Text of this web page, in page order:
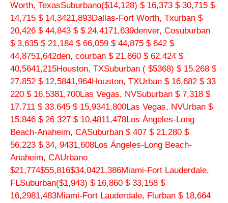
Worth, TexasSuburbano($14,128) $ 16,373 $ 30,715 $
14,715 $ 14,3421,893Dallas-Fort Worth, Txurban $
20,426 $ 44,843 $ $ 24,4171,639denver, Cosuburban
$ 3,635 $ 21,184 $ 66,059 $ 44,875 $ 642 $
44,8751,642den, courban $ 21,860 $ 62,424 $
40,5641,215Houston, TXSuburban ( $5368) $ 15.268 $
27.852 $ 12,5841,964Houston, TXUrban $ 16,682 $ 33
220 $ 16,5381,700Las Vegas, NVSuburban $ 7,318 $
17.711 $ 33.645 $ 15,9341,800Las Vegas, NVUrban $
15.846 $ 26 327 $ 10,4811,478Los Ángeles-Long
Beach-Anaheim, CASuburban $ 407 $ 21.280 $
56.223 $ 34, 9431,608Los Ángeles-Long Beach-
Anaheim, CAUrbano
$21,774$55,816$34,0421,386Miami-Fort Lauderdale,
FLSuburban($1,943) $ 16,860 $ 33,158 $
16,2981,483Miami-Fort Lauderdale, Flurban $ 18,664